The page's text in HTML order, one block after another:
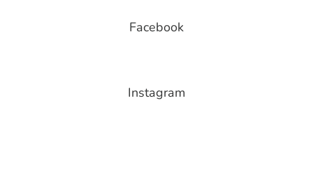
Facebook
Instagram